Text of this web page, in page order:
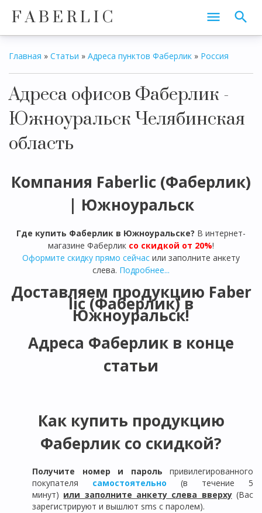
F A B E R L I C
Главная » Статьи » Адреса пунктов Фаберлик » Россия
Адреса офисов Фаберлик -
Южноуральск Челябинская
область
Компания Faberlic (Фаберлик)
| Южноуральск
Где купить Фаберлик в Южноуральске? В интернет-
магазине Фаберлик со скидкой от 20%!
Оформите скидку прямо сейчас или заполните анкету
слева. Подробнее...
Доставляем продукцию Faber
lic (Фаберлик) в
Южноуральск!
Адреса Фаберлик в конце
статьи
Как купить продукцию
Фаберлик со скидкой?
Получите номер и пароль привилегированного
покупателя самостоятельно (в течение 5
минут) или заполните анкету слева вверху(Вас
зарегистрируют и вышлют sms с паролем).